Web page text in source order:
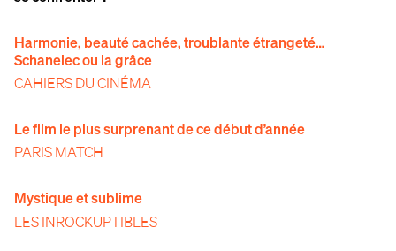
Harmonie, beauté cachée, troublante étrangeté…
Schanelec ou la grâce
CAHIERS DU CINÉMA
Le film le plus surprenant de ce début d’année
PARIS MATCH
Mystique et sublime
LES INROCKUPTIBLES